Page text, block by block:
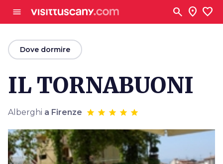
menu search location_on favorite
arrow_backDove dormire
IL TORNABUONI
Alberghi a Firenze